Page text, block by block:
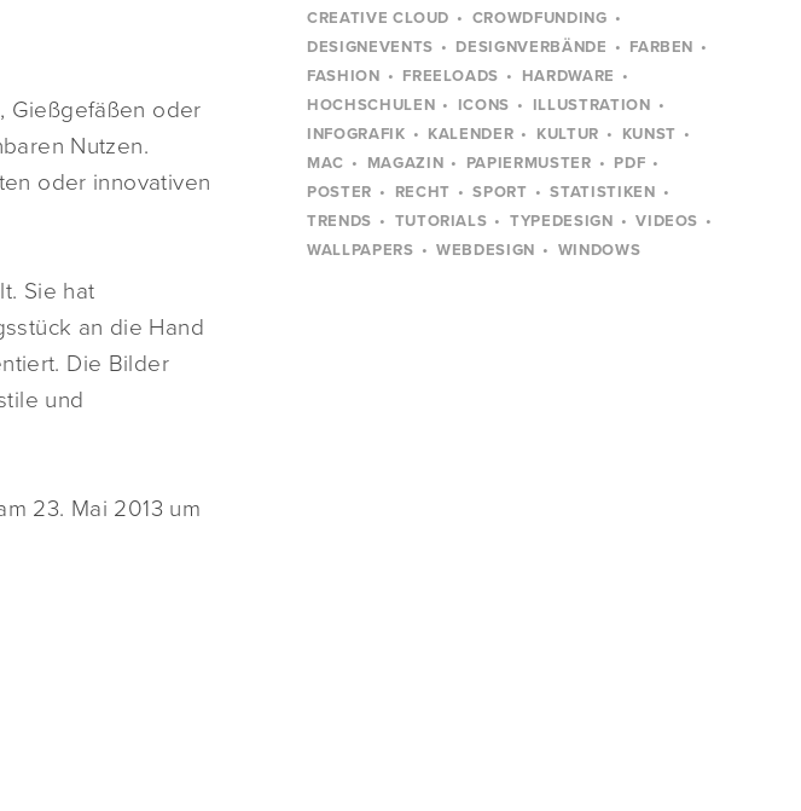
Gießgefäßen oder
Nutzen.
oder innovativen
Sie hat
an die Hand
Die Bilder
und
23. Mai 2013 um
CREATIVE CLOUD
CROWDFUNDING
DESIGNEVENTS
DESIGNVERBÄNDE
FARBEN
FASHION
FREELOADS
HARDWARE
HOCHSCHULEN
ICONS
ILLUSTRATION
INFOGRAFIK
KALENDER KULTUR
KUNST
MAC
MAGAZIN PAPIERMUSTER
PDF
POSTER
RECHT SPORT
STATISTIKEN
TRENDS
TUTORIALS TYPEDESIGN
VIDEOS
WALLPAPERS
WEBDESIGN WINDOWS